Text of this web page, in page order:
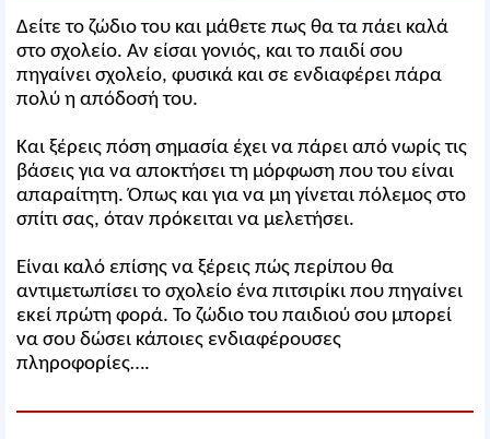
Δείτε το ζώδιο του και μάθετε πως θα τα πάει καλά
στο σχολείο. Αν είσαι γονιός, και το παιδί σου
πηγαίνει σχολείο, φυσικά και σε ενδιαφέρει πάρα
πολύ η απόδοσή του.
Και ξέρεις πόση σημασία έχει να πάρει από νωρίς τις
βάσεις για να αποκτήσει τη μόρφωση που του είναι
απαραίτητη. Όπως και για να μη γίνεται πόλεμος στο
σπίτι σας, όταν πρόκειται να μελετήσει.
Είναι καλό επίσης να ξέρεις πώς περίπου θα
αντιμετωπίσει το σχολείο ένα πιτσιρίκι που πηγαίνει
εκεί πρώτη φορά. Το ζώδιο του παιδιού σου μπορεί
να σου δώσει κάποιες ενδιαφέρουσες
πληροφορίες….